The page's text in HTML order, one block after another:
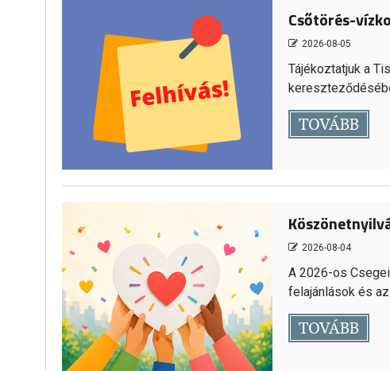
Csőtörés-
2026-08-05
Tájékoztatjuk a
TOVÁBB
2026-08-04
A 2026-os
felajánlások és
TOVÁBB